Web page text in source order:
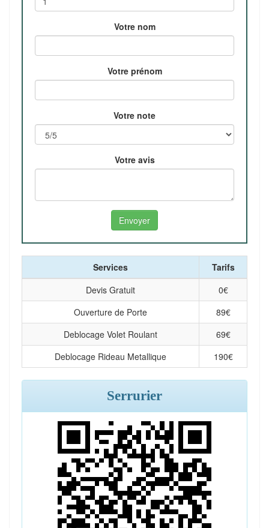
Votre nom
Votre prénom
Votre note
Votre avis
Services
Tarifs
Devis Gratuit
0€
Ouverture de Porte
89€
Deblocage Volet Roulant
69€
Deblocage Rideau Metallique
190€
Serrurier